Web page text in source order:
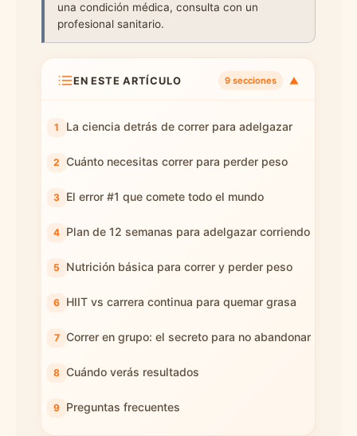
una condición médica, consulta con un
profesional sanitario.
EN ESTE ARTÍCULO 9 secciones ▼
La ciencia detrás de correr para adelgazar
Cuánto necesitas correr para perder peso
El error #1 que comete todo el mundo
Plan de 12 semanas para adelgazar corriendo
Nutrición básica para correr y perder peso
HIIT vs carrera continua para quemar grasa
Correr en grupo: el secreto para no abandonar
Cuándo verás resultados
Preguntas frecuentes